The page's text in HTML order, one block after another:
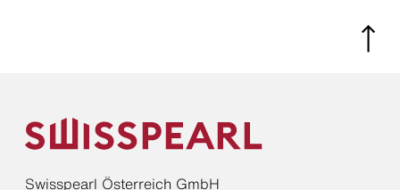
Swisspearl Österreich GmbH